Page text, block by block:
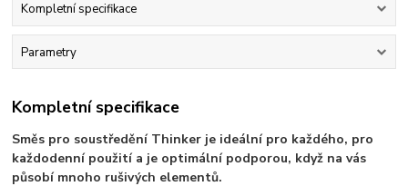
Kompletní specifikace
Parametry
Kompletní specifikace
Směs pro soustředění Thinker je ideální pro každého, pro
každodenní použití a je optimální podporou, když na vás
působí mnoho rušivých elementů.